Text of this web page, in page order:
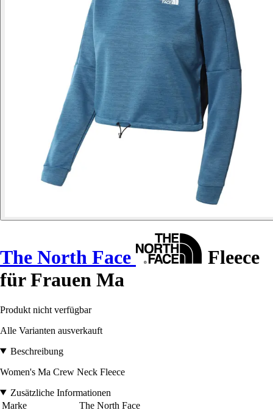
The North Face
Fleece
für Frauen Ma
Produkt nicht verfügbar
Alle Varianten ausverkauft
Beschreibung
Women's Ma Crew Neck Fleece
Zusätzliche Informationen
Marke
The North Face